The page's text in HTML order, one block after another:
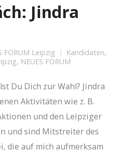
Jindra
FORUM Leipzig Kandidaten,
, NEUES FORUM
Du Dich zur Wahl? Jindra
Aktivitäten wie z. B.
und den Leipziger
und sind Mitstreiter des
die auf mich aufmerksam